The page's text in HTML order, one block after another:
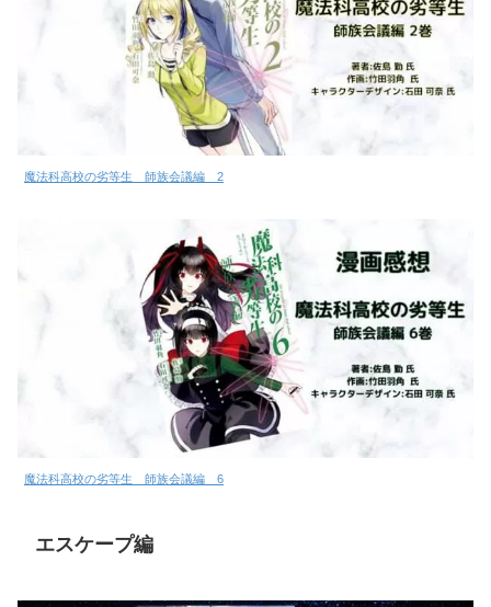
魔法科高校の劣等生 師族会議編 2
魔法科高校の劣等生 師族会議編 6
エスケープ編